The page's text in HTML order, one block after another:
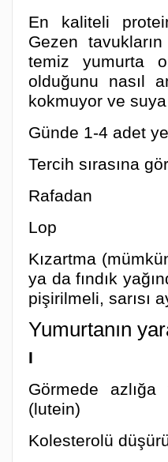
En kaliteli
Gezen
temiz yumurta
olduğunu nasıl
kokmuyor ve
Günde 1-4 adet
Tercih sırasına
Rafadan
Lop
Kızartma
ya da fındık
pişirilmeli, sarısı
Yumurtanın
I
Görmede
(lutein)
Kolesterolü